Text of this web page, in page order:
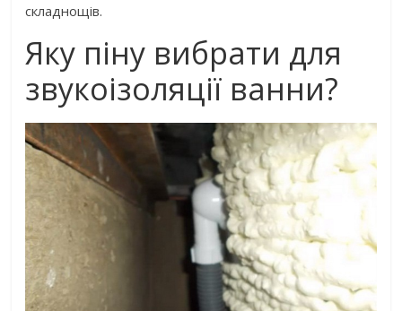
складнощів.
Яку піну вибрати для
звукоізоляції ванни?